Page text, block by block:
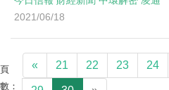
2021/06/18
頁
數：
« 21 22 23 24